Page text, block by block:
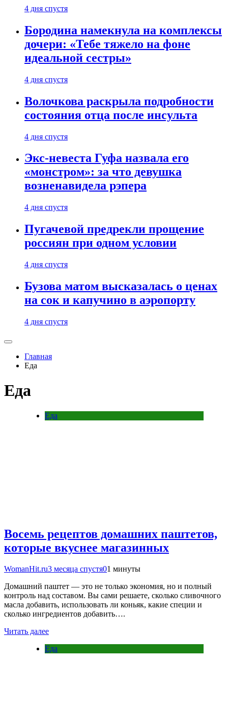
4 дня спустя
Бородина намекнула на комплексы
дочери: «Тебе тяжело на фоне
идеальной сестры»
4 дня спустя
Волочкова раскрыла подробности
состояния отца после инсульта
4 дня спустя
Экс-невеста Гуфа назвала его
«монстром»: за что девушка
возненавидела рэпера
4 дня спустя
Пугачевой предрекли прощение
россиян при одном условии
4 дня спустя
Бузова матом высказалась о ценах
на сок и капучино в аэропорту
4 дня спустя
Главная
Еда
Еда
Еда
Восемь рецептов домашних паштетов,
которые вкуснее магазинных
WomanHit.ru3 месяца спустя01 минуты
Домашний паштет — это не только экономия, но и полный
контроль над составом. Вы сами решаете, сколько сливочного
масла добавить, использовать ли коньяк, какие специи и
сколько ингредиентов добавить….
Читать далее
Еда